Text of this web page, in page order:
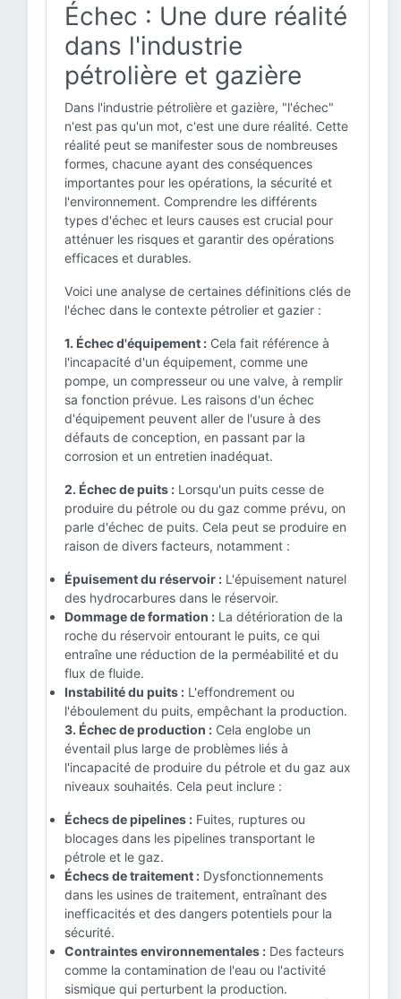
Échec : Une dure réalité
dans l'industrie
pétrolière et gazière
Dans l'industrie pétrolière et gazière, "l'échec"
n'est pas qu'un mot, c'est une dure réalité. Cette
réalité peut se manifester sous de nombreuses
formes, chacune ayant des conséquences
importantes pour les opérations, la sécurité et
l'environnement. Comprendre les différents
types d'échec et leurs causes est crucial pour
atténuer les risques et garantir des opérations
efficaces et durables.
Voici une analyse de certaines définitions clés de
l'échec dans le contexte pétrolier et gazier :
1. Échec d'équipement : Cela fait référence à
l'incapacité d'un équipement, comme une
pompe, un compresseur ou une valve, à remplir
sa fonction prévue. Les raisons d'un échec
d'équipement peuvent aller de l'usure à des
défauts de conception, en passant par la
corrosion et un entretien inadéquat.
2. Échec de puits : Lorsqu'un puits cesse de
produire du pétrole ou du gaz comme prévu, on
parle d'échec de puits. Cela peut se produire en
raison de divers facteurs, notamment :
Épuisement du réservoir : L'épuisement naturel
des hydrocarbures dans le réservoir.
Dommage de formation : La détérioration de la
roche du réservoir entourant le puits, ce qui
entraîne une réduction de la perméabilité et du
flux de fluide.
Instabilité du puits : L'effondrement ou
l'éboulement du puits, empêchant la production.
3. Échec de production : Cela englobe un
éventail plus large de problèmes liés à
l'incapacité de produire du pétrole et du gaz aux
niveaux souhaités. Cela peut inclure :
Échecs de pipelines : Fuites, ruptures ou
blocages dans les pipelines transportant le
pétrole et le gaz.
Échecs de traitement : Dysfonctionnements
dans les usines de traitement, entraînant des
inefficacités et des dangers potentiels pour la
sécurité.
Contraintes environnementales : Des facteurs
comme la contamination de l'eau ou l'activité
sismique qui perturbent la production.